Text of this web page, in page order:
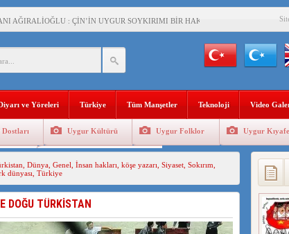
AĞIRALİOĞLU : ÇİN’İN UYGUR SOYKIRIMI BİR HAKİKATTIR!
UYGULAMALARI SİSTEMATİK POSTMODERN BİR SOYKIRIMDIR!
DOÇ.DR.KAAN : DOĞU TÜRKİSTAN BİZİM KIRMIZI ÇİZGİMİZDİR!”
: ÇİN İŞGALİNDEKİ DOĞU TÜRKİSTAN
ÖVEN DİYANET AKADEMİSİ BAŞKANI’NA TEPKİLER SÜRÜYOR
TRABZON ZİYARETİ
MEHMET”DİZİSİNE GARİP SANSÜR VE HADSIZ İHTAR
ve Yöreleri Türkiye Tüm Manşetler Teknoloji Video
Uygur Kültürü Uygur Folklor Uygur
Uygur Geleneksel Sporlar
Dünya, Genel İnsan hakları köşe yazarı Siyaset, Sokırım
dünyası Türkiye
DOĞU TÜRKİSTAN